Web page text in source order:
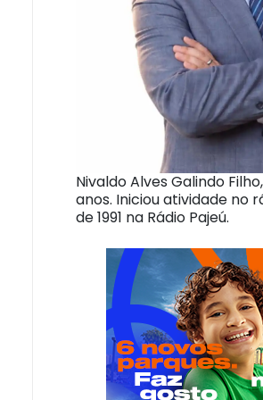
Nivaldo Alves Galindo
anos. Iniciou atividade no
de 1991 na Rádio Pajeú.